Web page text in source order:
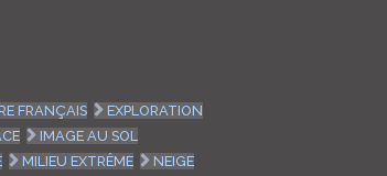
FRANÇAIS
EXPLORATION
IMAGE AU SOL
MILIEU EXTRÊME
NEIGE